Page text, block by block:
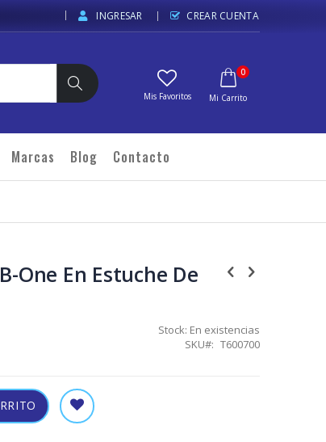
INGRESAR CREAR CUENTA
Carrito
0elementos
Marcas Blog Contacto
One En Estuche De
Stock: En existencias
SKU
T600700